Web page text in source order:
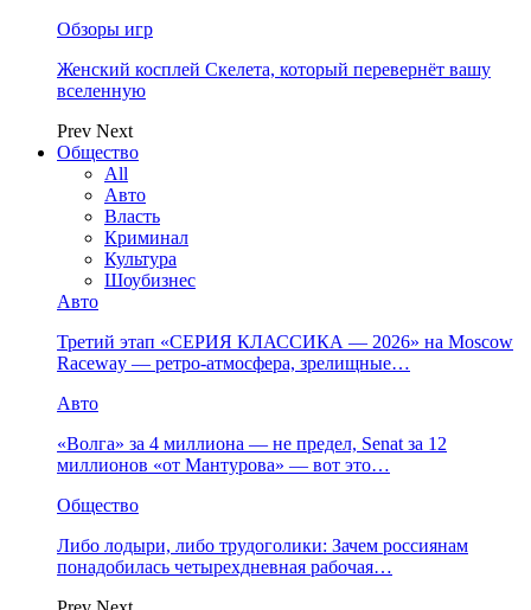
Обзоры игр
Женский косплей Скелета, который перевернёт вашу
вселенную
Prev Next
Общество
All
Авто
Власть
Криминал
Культура
Шоубизнес
Авто
Третий этап «СЕРИЯ КЛАССИКА — 2026» на Moscow
Raceway — ретро‑атмосфера, зрелищные…
Авто
«Волга» за 4 миллиона — не предел, Senat за 12
миллионов «от Мантурова» — вот это…
Общество
Либо лодыри, либо трудоголики: Зачем россиянам
понадобилась четырехдневная рабочая…